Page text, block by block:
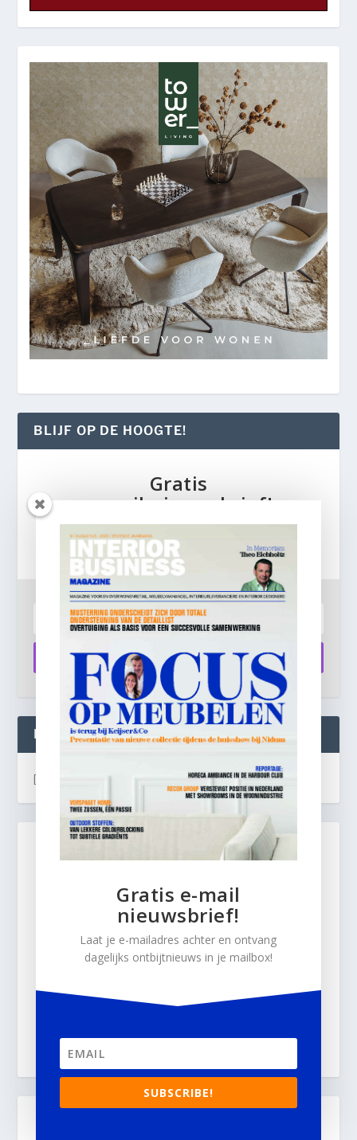
BLIJF OP DE HOOGTE!
Gratis
e-mail nieuwsbrief!
Laat je e-mailadres achter en ontvang dagelijks
ontbijtnieuws in je mailbox.
Aanmelden
INTERIOR BUSINESS LIVE:
[instagram-feed]
Gratis e-mail
nieuwsbrief!
Laat je e-mailadres achter en ontvang
dagelijks ontbijtnieuws in je mailbox!
SUBSCRIBE!